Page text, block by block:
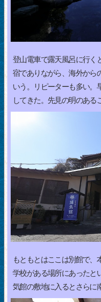
登山電車で露天風呂に行く
宿でありながら、海外から
いう。リピーターも多い。
してきた。先見の明のある
もともとはここは別館で、
学校がある場所にあったと
気館の敷地に入るとさらに